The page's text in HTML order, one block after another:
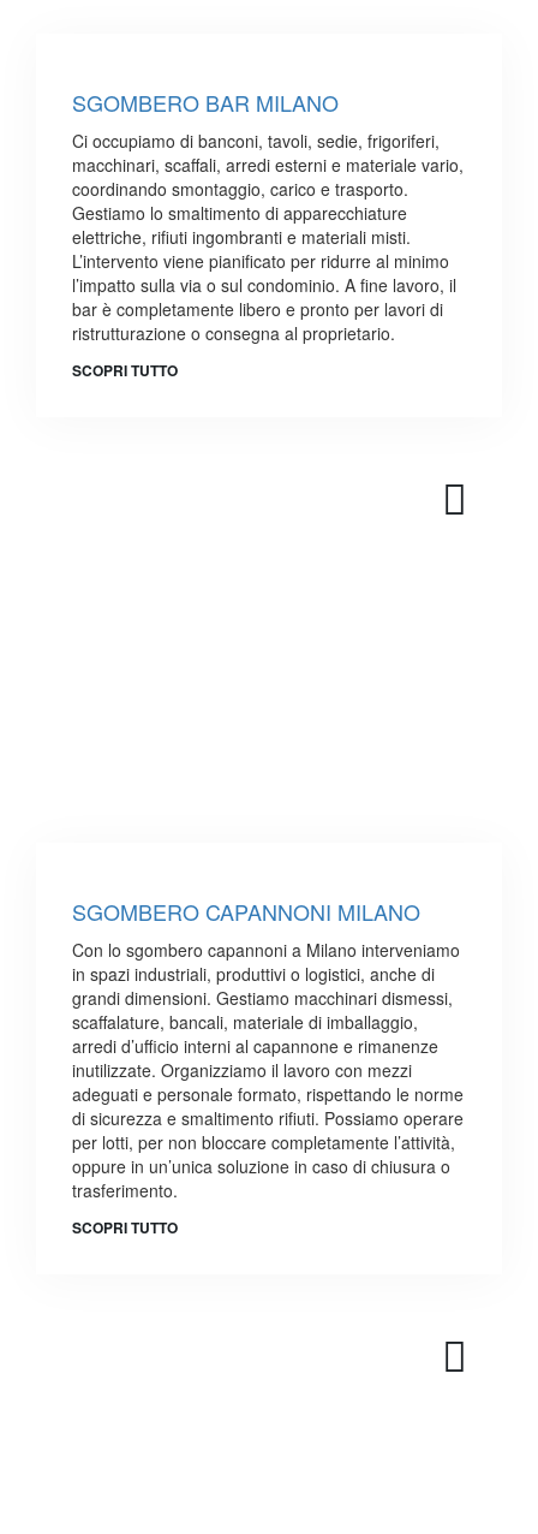
SGOMBERO BAR MILANO
Ci occupiamo di banconi, tavoli, sedie, frigoriferi,
macchinari, scaffali, arredi esterni e materiale vario,
coordinando smontaggio, carico e trasporto.
Gestiamo lo smaltimento di apparecchiature
elettriche, rifiuti ingombranti e materiali misti.
L’intervento viene pianificato per ridurre al minimo
l’impatto sulla via o sul condominio. A fine lavoro, il
bar è completamente libero e pronto per lavori di
ristrutturazione o consegna al proprietario.
SCOPRI TUTTO
SGOMBERO CAPANNONI MILANO
Con lo sgombero capannoni a Milano interveniamo
in spazi industriali, produttivi o logistici, anche di
grandi dimensioni. Gestiamo macchinari dismessi,
scaffalature, bancali, materiale di imballaggio,
arredi d’ufficio interni al capannone e rimanenze
inutilizzate. Organizziamo il lavoro con mezzi
adeguati e personale formato, rispettando le norme
di sicurezza e smaltimento rifiuti. Possiamo operare
per lotti, per non bloccare completamente l’attività,
oppure in un’unica soluzione in caso di chiusura o
trasferimento.
SCOPRI TUTTO